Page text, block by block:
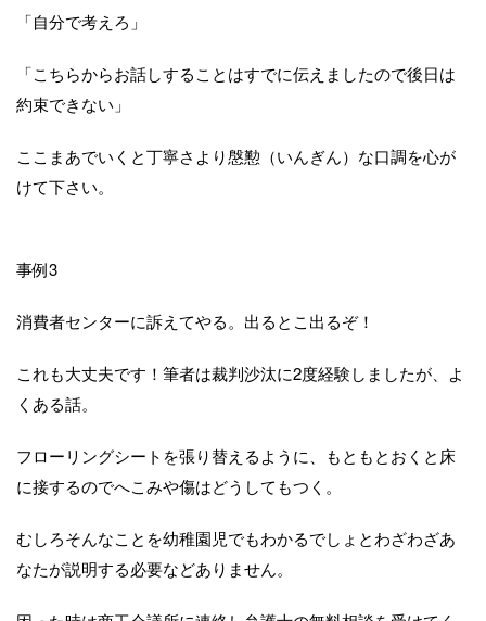
「自分で考えろ」
「こちらからお話しすることはすでに伝えましたので後日は
約束できない」
ここまあでいくと丁寧さより慇懃（いんぎん）な口調を心が
けて下さい。
事例3
消費者センターに訴えてやる。出るとこ出るぞ！
これも大丈夫です！筆者は裁判沙汰に2度経験しましたが、よ
くある話。
フローリングシートを張り替えるように、もともとおくと床
に接するのでへこみや傷はどうしてもつく。
むしろそんなことを幼稚園児でもわかるでしょとわざわざあ
なたが説明する必要などありません。